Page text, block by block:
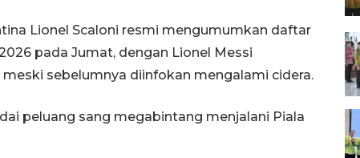
Lionel Scaloni resmi mengumumkan daftar
pada Jumat, dengan Lionel Messi
sebelumnya diinfokan mengalami cidera.
peluang sang megabintang menjalani Piala